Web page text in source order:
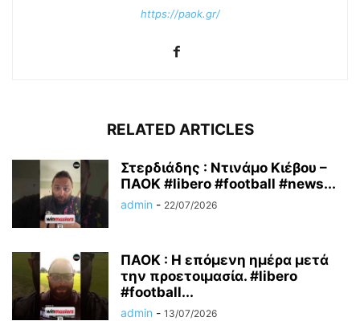
https://paok.gr/
RELATED ARTICLES
Στερδιάδης : Ντινάμο Κιέβου –
ΠΑΟΚ #libero #football #news...
admin - 22/07/2026
ΠΑΟΚ : Η επόμενη ημέρα μετά
την προετοιμασία. #libero
#football...
admin - 13/07/2026